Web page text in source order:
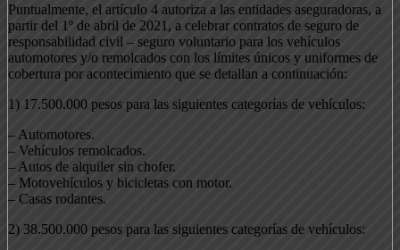
Puntualmente, el artículo 4 autoriza a las entidades aseguradoras, a
partir del 1º de abril de 2021, a celebrar contratos de seguro de
responsabilidad civil – seguro voluntario para los vehículos
automotores y/o remolcados con los límites únicos y uniformes de
cobertura por acontecimiento que se detallan a continuación:
1) 17.500.000 pesos para las siguientes categorías de vehículos:
– Automotores.
– Vehículos remolcados.
– Autos de alquiler sin chofer.
– Motovehículos y bicicletas con motor.
– Casas rodantes.
2) 38.500.000 pesos para las siguientes categorías de vehículos: